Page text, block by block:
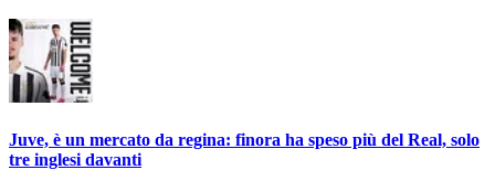
Juve, è un mercato da regina: finora ha speso più del Real, solo
tre inglesi davanti